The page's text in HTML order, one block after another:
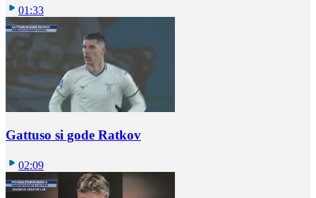
01:33
Gattuso si gode Ratkov
02:09